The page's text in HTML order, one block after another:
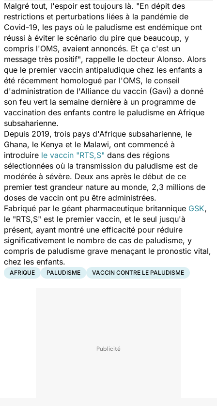
Malgré tout, l'espoir est toujours là. "En dépit des
restrictions et perturbations liées à la pandémie de
Covid-19, les pays où le paludisme est endémique ont
réussi à éviter le scénario du pire que beaucoup, y
compris l'OMS, avaient annoncés. Et ça c'est un
message très positif", rappelle le docteur Alonso. Alors
que le premier vaccin antipaludique chez les enfants a
été récemment homologué par l'OMS, le conseil
d'administration de l'Alliance du vaccin (Gavi) a donné
son feu vert la semaine dernière à un programme de
vaccination des enfants contre le paludisme en Afrique
subsaharienne.
Depuis 2019, trois pays d'Afrique subsaharienne, le
Ghana, le Kenya et le Malawi, ont commencé à
introduire le vaccin "RTS,S" dans des régions
sélectionnées où la transmission du paludisme est de
modérée à sévère. Deux ans après le début de ce
premier test grandeur nature au monde, 2,3 millions de
doses de vaccin ont pu être administrées.
Fabriqué par le géant pharmaceutique britannique GSK,
le "RTS,S" est le premier vaccin, et le seul jusqu'à
présent, ayant montré une efficacité pour réduire
significativement le nombre de cas de paludisme, y
compris de paludisme grave menaçant le pronostic vital,
chez les enfants.
AFRIQUE PALUDISME VACCIN CONTRE LE PALUDISME